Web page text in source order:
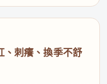
、刺癢、換季不舒